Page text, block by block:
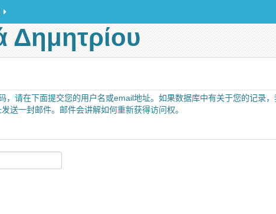
，请在下面提交您的用户名或email地址。如果数据库中有关于您的记录
送一封邮件。邮件会讲解如何重新获得访问权。